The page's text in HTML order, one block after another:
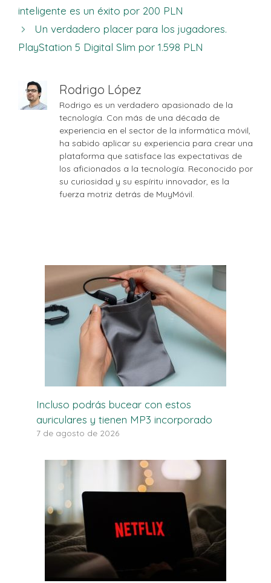
inteligente es un éxito por 200 PLN
Un verdadero placer para los jugadores.
PlayStation 5 Digital Slim por 1.598 PLN
Rodrigo López
Rodrigo es un verdadero apasionado de la
tecnología. Con más de una década de
experiencia en el sector de la informática móvil,
ha sabido aplicar su experiencia para crear una
plataforma que satisface las expectativas de
los aficionados a la tecnología. Reconocido por
su curiosidad y su espíritu innovador, es la
fuerza motriz detrás de MuyMóvil.
Incluso podrás bucear con estos
auriculares y tienen MP3 incorporado
7 de agosto de 2026